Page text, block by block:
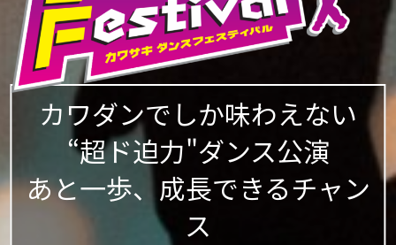
カワダンでしか味わえない
“超ド迫力"ダンス公演
あと一歩、成長できるチャン
ス